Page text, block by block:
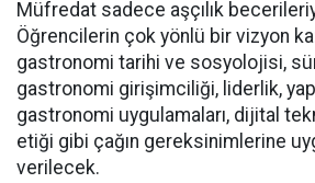
Müfredat sadece aşçılık
Öğrencilerin çok yönlü bir vizyon
gastronomi tarihi ve sosyolojisi,
gastronomi girişimciliği, liderlik,
gastronomi uygulamaları, dijital
etiği gibi çağın gereksinimlerine
verilecek.